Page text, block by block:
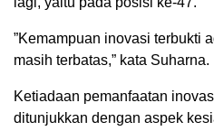
”Kemampuan inovasi terbukti
masih terbatas,” kata Suharna.
Ketiadaan pemanfaatan
ditunjukkan dengan aspek